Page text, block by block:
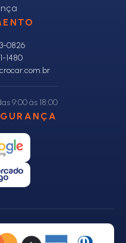
0826
1480
9:00 às 18:00